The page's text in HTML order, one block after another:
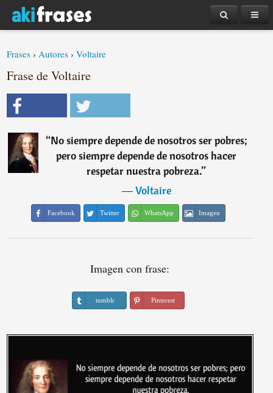
Frases ›Autores ›Voltaire
Frase de Voltaire
“No siempre depende de nosotros ser pobres;
pero siempre depende de nosotros hacer
respetar nuestra pobreza.”
―Voltaire
Facebook Twitter WhatsApp Imagen
Imagen con frase:
tumblr Pinterest